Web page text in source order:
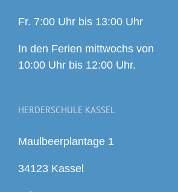
Fr. 7:00 Uhr bis 13:00 Uhr
In den Ferien mittwochs von
10:00 Uhr bis 12:00 Uhr.
HERDERSCHULE KASSEL
Maulbeerplantage 1
34123 Kassel